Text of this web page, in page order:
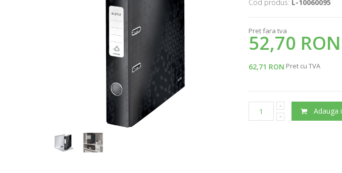
Cod produs: L-10060095
Pret fara tva
52,70 RON
62,71 RON Pret cu TVA
Adauga